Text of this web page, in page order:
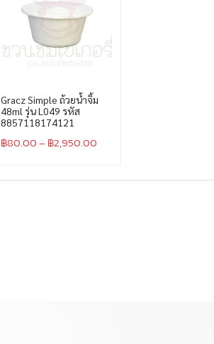
Gracz Simple ถ้วยน้ำจิ้ม
48ml รุ่น L049 รหัส
8857118174121
฿80.00– ฿2,950.00